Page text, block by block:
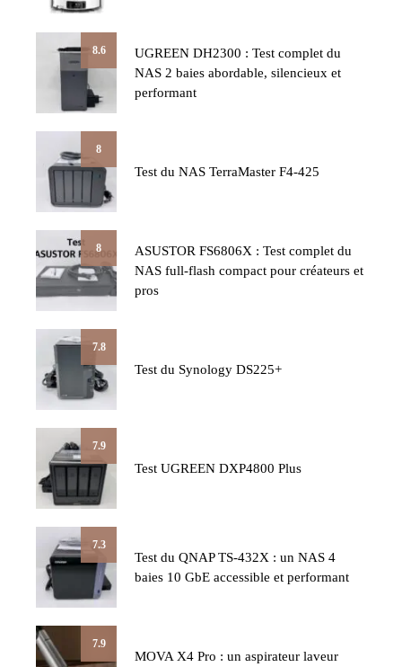
8.6
UGREEN DH2300 : Test complet du
NAS 2 baies abordable, silencieux et
performant
8
Test du NAS TerraMaster F4-425
8
ASUSTOR FS6806X : Test complet du
NAS full-flash compact pour créateurs et
pros
7.8
Test du Synology DS225+
7.9
Test UGREEN DXP4800 Plus
7.3
Test du QNAP TS-432X : un NAS 4
baies 10 GbE accessible et performant
7.9
MOVA X4 Pro : un aspirateur laveur